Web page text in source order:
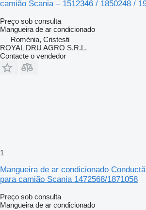
camião Scania – 1512346 / 1850248 /
Preço sob consulta
Mangueira de ar condicionado
Roménia, Cristesti
ROYAL DRU AGRO S.R.L.
Contacte o vendedor
1
Mangueira de ar condicionado
para camião Scania 1472568/1871058
Preço sob consulta
Mangueira de ar condicionado